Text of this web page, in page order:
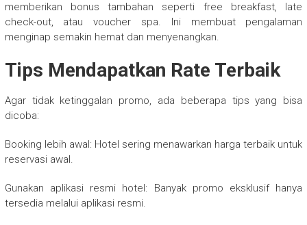
memberikan bonus tambahan seperti free breakfast, late
check-out, atau voucher spa. Ini membuat pengalaman
menginap semakin hemat dan menyenangkan.
Tips Mendapatkan Rate Terbaik
Agar tidak ketinggalan promo, ada beberapa tips yang bisa
dicoba:
Booking lebih awal: Hotel sering menawarkan harga terbaik untuk
reservasi awal.
Gunakan aplikasi resmi hotel: Banyak promo eksklusif hanya
tersedia melalui aplikasi resmi.